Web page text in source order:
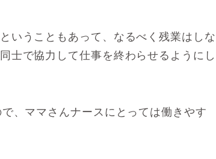
いうこともあって、なるべく残業はしな
士で協力して仕事を終わらせるようにし
、ママさんナースにとっては働きやす